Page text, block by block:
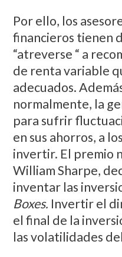
Por ello, los
financieros tienen
“atreverse “ a
de renta variable
adecuados.
normalmente, la
para sufrir
en sus ahorros, a
invertir. El premio
William Sharpe,
inventar las
Boxes. Invertir el
el final de la
las volatilidades